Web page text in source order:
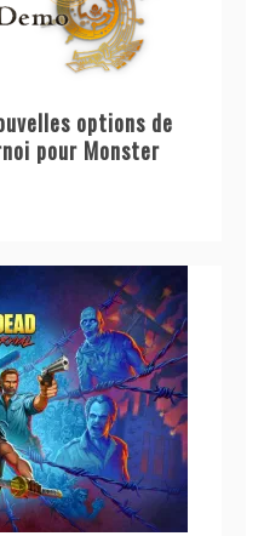
options de
pour Monster